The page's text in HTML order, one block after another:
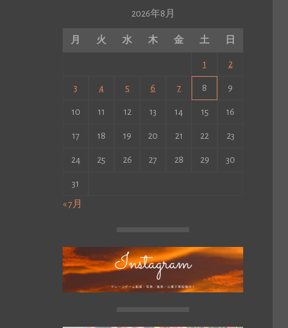
2026年8月
月 火 水 木 金 土 日
1 2
3 4 5 6 7 8 9
10 11 12 13 14 15 16
17 18 19 20 21 22 23
24 25 26 27 28 29 30
31
« 7月